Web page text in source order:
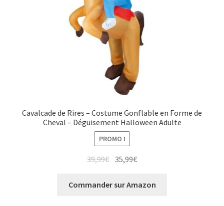
Cavalcade de Rires – Costume Gonflable en Forme de
Cheval – Déguisement Halloween Adulte
PROMO !
39,99€ Le
initial
35,99€Le
actuel
Commander sur Amazon